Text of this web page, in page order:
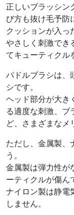
正しいブラッシン
び方も抜け毛予防
クッションが入っ
やさしく刺激でき
てキューティクル
パドルブラシは、
シです。
ヘッド部分が大き
る適度な刺激、ブ
ど、さまざまなメ
ただし、金属製、
う。
金属製は弾力性が
ーティクルが傷ん
ナイロン製は静電
しません。